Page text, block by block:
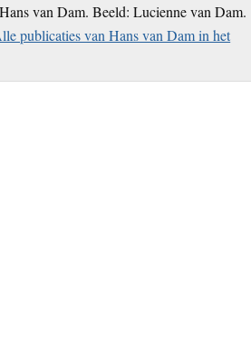
van Dam. Beeld: Lucienne van Dam.
publicaties van Hans van Dam in het